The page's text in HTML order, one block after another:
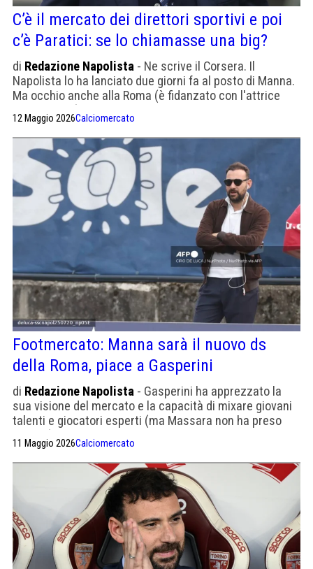
C’è il mercato dei direttori sportivi e poi
c’è Paratici: se lo chiamasse una big?
di Redazione Napolista - Ne scrive il Corsera. Il
Napolista lo ha lanciato due giorni fa al posto di Manna.
Ma occhio anche alla Roma (è fidanzato con l'attrice
Pilar Fogliati)
12 Maggio 2026Calciomercato
Footmercato: Manna sarà il nuovo ds
della Roma, piace a Gasperini
di Redazione Napolista - Gasperini ha apprezzato la
sua visione del mercato e la capacità di mixare giovani
talenti e giocatori esperti (ma Massara non ha preso
Malen?). Ma De Laurentiis lo apprezza moltissimo
11 Maggio 2026Calciomercato